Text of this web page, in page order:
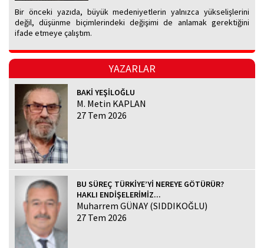
Bir önceki yazıda, büyük medeniyetlerin yalnızca yükselişlerini
değil, düşünme biçimlerindeki değişimi de anlamak gerektiğini
ifade etmeye çalıştım.
YAZARLAR
BAKİ YEŞİLOĞLU
M. Metin KAPLAN
27 Tem 2026
BU SÜREÇ TÜRKİYE’Yİ NEREYE GÖTÜRÜR?
HAKLI ENDİŞELERİMİZ...
Muharrem GÜNAY (SIDDIKOĞLU)
27 Tem 2026